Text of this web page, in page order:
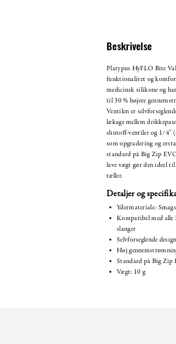
Beskrivelse
Platypus HyFLO Bite
funktionalitet og
medicinsk silikone og
til 30 % højere
Ventilen er
lækage mellem
shutoff-ventiler og 1/4"
som opgradering og
standard på Big Zip
lave vægt gør den ideel
tæller.
Detaljer og
Ydermateriale:
Kompatibel med
slanger
Selvforseglende
Høj
Standard på Big Zip
Vægt: 10 g